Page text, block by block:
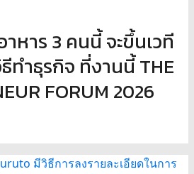
หาร 3 คนนี้ จะขึ้นเวที
ทำธุรกิจ ที่งานนี้ THE
FORUM 2026